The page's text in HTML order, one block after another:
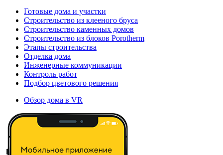
Готовые дома и участки
Строительство из клееного бруса
Строительство каменных домов
Строительство из блоков Porotherm
Этапы строительства
Отделка дома
Инженерные коммуникации
Контроль работ
Подбор цветового решения
Обзор дома в VR